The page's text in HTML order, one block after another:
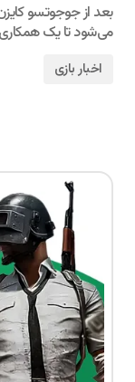
بعد از جوجوتسو
می‌شود تا یک
اخبار بازی